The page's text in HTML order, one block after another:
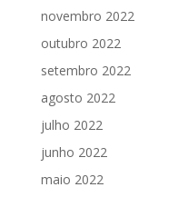
novembro 2022
outubro 2022
setembro 2022
agosto 2022
julho 2022
junho 2022
maio 2022